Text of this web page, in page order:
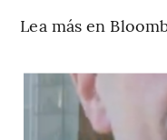
Lea más en